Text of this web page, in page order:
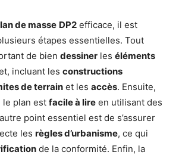
de masse DP2 efficace, il est
étapes essentielles. Tout
de bien dessiner les éléments
incluant les constructions
de terrain et les accès. Ensuite,
plan est facile à lire en utilisant des
point essentiel est de s’assurer
les règles d’urbanisme, ce qui
de la conformité. Enfin, la